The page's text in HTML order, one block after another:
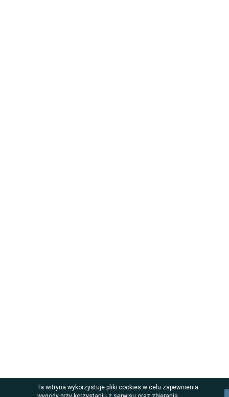
Ta witryna wykorzystuje pliki cookies w celu zapewnienia